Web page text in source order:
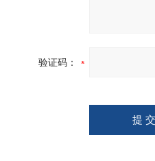
验证码：